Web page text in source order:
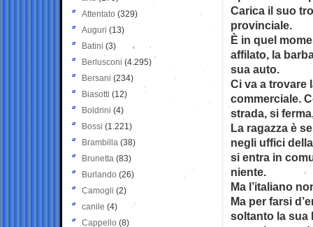
Carica il suo
provinciale.
È in quel
affilato, la
sua auto.
Ci va a trovare
commerciale.
strada, si
La ragazza è
negli uffici
si entra in
niente.
Ma l’italiano
Ma per farsi
soltanto la sua
Attentato (329)
Auguri (13)
Batini (3)
Berlusconi (4.295)
Bersani (234)
Biasotti (12)
Boldrini (4)
Bossi (1.221)
Brambilla (38)
Brunetta (83)
Burlando (26)
Camogli (2)
canile (4)
Cappello (8)